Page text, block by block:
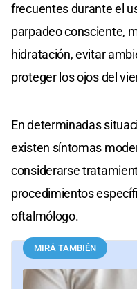
frecuentes durante el
parpadeo consciente,
hidratación, evitar
proteger los ojos del
En determinadas
existen síntomas
considerarse
procedimientos
oftalmólogo.
MIRÁ TAMBIÉN